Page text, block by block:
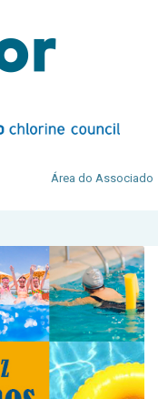
Área do Associado